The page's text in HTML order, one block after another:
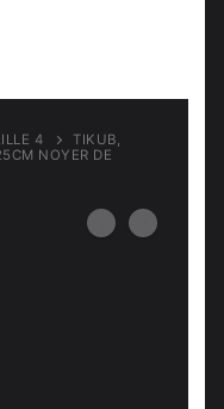
4
TIKUB,
NOYER DE